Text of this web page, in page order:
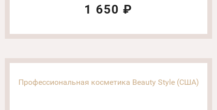
Age plus Объем: 50 мл
1 650 ₽
Профессиональная косметика Beauty Style (США)